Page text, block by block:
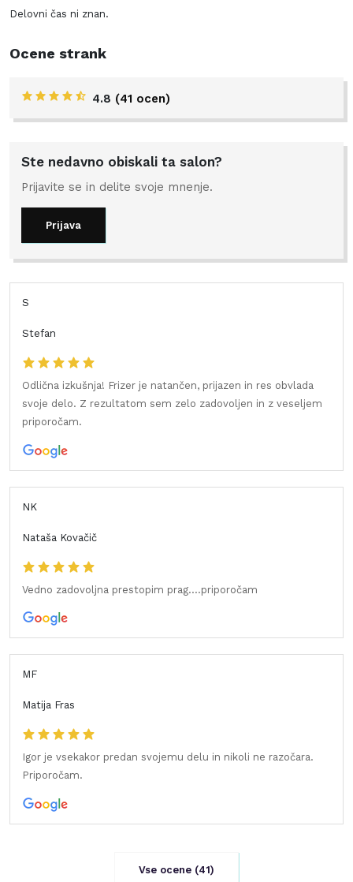
Delovni čas ni znan.
Ocene strank
4.8 (41 ocen)
Ste nedavno obiskali ta salon?
Prijavite se in delite svoje mnenje.
Prijava
S
Stefan
Odlična izkušnja! Frizer je natančen, prijazen in res obvlada
svoje delo. Z rezultatom sem zelo zadovoljen in z veseljem
priporočam.
NK
Nataša Kovačič
Vedno zadovoljna prestopim prag....priporočam
MF
Matija Fras
Igor je vsekakor predan svojemu delu in nikoli ne razočara.
Priporočam.
Vse ocene (41)